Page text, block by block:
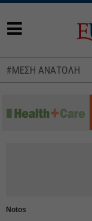
#ΜΕΣΗ ΑΝΑΤΟΛΗ
Notos